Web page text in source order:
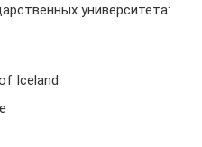
университета:
Iceland